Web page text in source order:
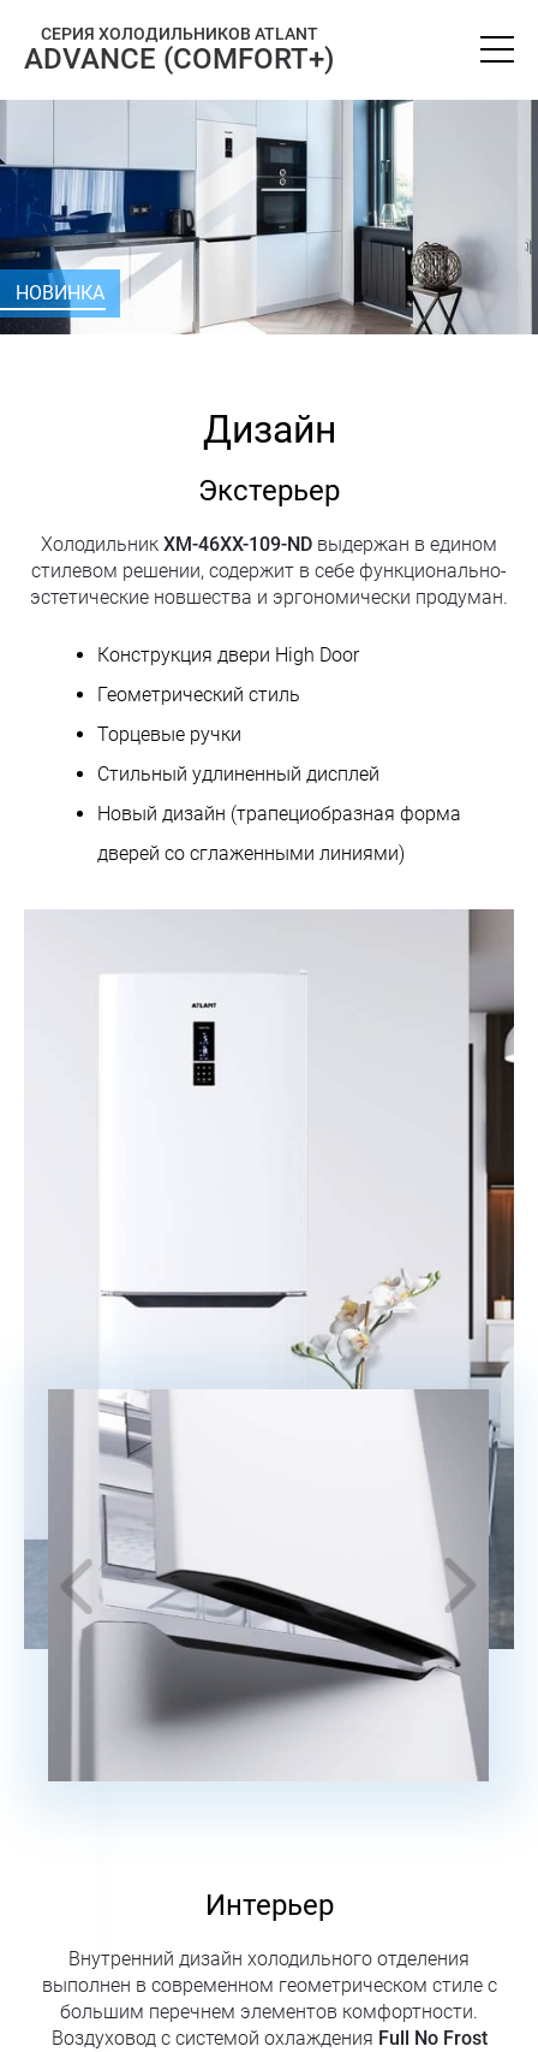
СЕРИЯ ХОЛОДИЛЬНИКОВ ATLANT
ADVANCE (COMFORT+)
НОВИНКА
Дизайн
Экстерьер
Холодильник XM-46XX-109-ND выдержан в едином
стилевом решении, содержит в себе функционально-
эстетические новшества и эргономически продуман.
Конструкция двери High Door
Геометрический стиль
Торцевые ручки
Стильный удлиненный дисплей
Новый дизайн (трапециобразная форма
дверей со сглаженными линиями)
Интерьер
Внутренний дизайн холодильного отделения
выполнен в современном геометрическом стиле с
большим перечнем элементов комфортности.
Воздуховод с системой охлаждения Full No Frost